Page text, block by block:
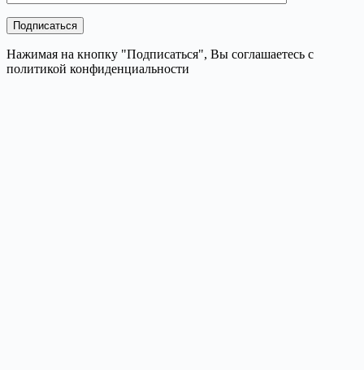
Нажимая на кнопку "Подписаться", Вы соглашаетесь с
политикой конфиденциальности